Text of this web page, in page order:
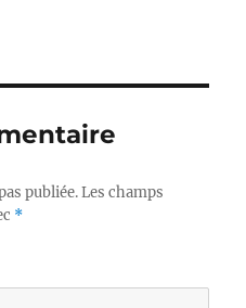
publiée. Les champs
*